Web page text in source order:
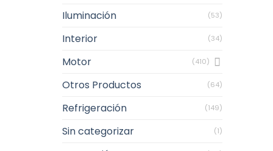
Iluminación (53)
Interior (34)
Motor (410)
Otros Productos (64)
Refrigeración (149)
Sin categorizar (1)